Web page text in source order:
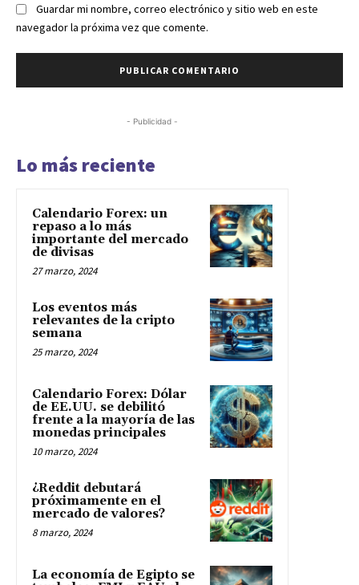
Guardar mi nombre, correo electrónico y sitio web en este
navegador la próxima vez que comente.
- Publicidad -
Lo más reciente
Calendario Forex: un
repaso a lo más
importante del mercado
de divisas
27 marzo, 2024
Los eventos más
relevantes de la cripto
semana
25 marzo, 2024
Calendario Forex: Dólar
de EE.UU. se debilitó
frente a la mayoría de las
monedas principales
10 marzo, 2024
¿Reddit debutará
próximamente en el
mercado de valores?
8 marzo, 2024
La economía de Egipto se